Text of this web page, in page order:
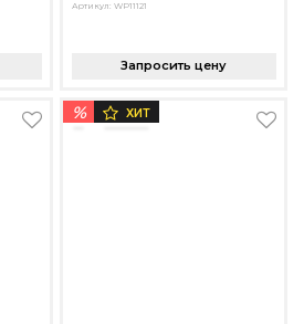
Артикул: WP11121
Запросить цену
% ХИТ